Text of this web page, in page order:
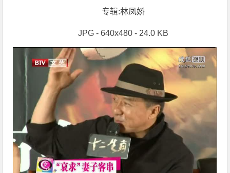
专辑:林凤娇
JPG - 640x480 - 24.0 KB